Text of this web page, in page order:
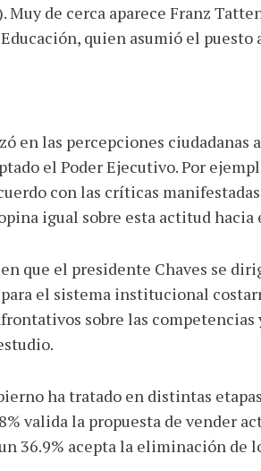
Muy de cerca aparece Franz
quien asumió el puesto
en las percepciones ciudadanas
el Poder Ejecutivo. Por
con las críticas
igual sobre esta actitud hacia
que el presidente Chaves se
el sistema institucional
sobre las competencias
ha tratado en distintas
valida la propuesta de vender
36.9% acepta la eliminación de